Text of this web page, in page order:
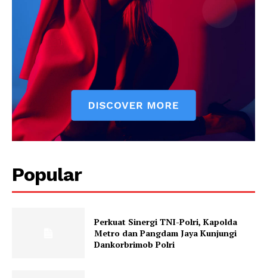
SUBSCRIBE NOW
About
Contact us
Popular
Perkuat Sinergi TNI-Polri, Kapolda
Metro dan Pangdam Jaya Kunjungi
Dankorbrimob Polri